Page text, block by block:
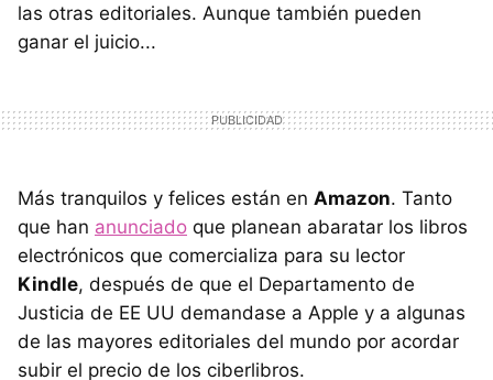
las otras editoriales. Aunque también pueden
ganar el juicio...
Más tranquilos y felices están en Amazon. Tanto
que han anunciado que planean abaratar los libros
electrónicos que comercializa para su lector
Kindle, después de que el Departamento de
Justicia de EE UU demandase a Apple y a algunas
de las mayores editoriales del mundo por acordar
subir el precio de los ciberlibros.